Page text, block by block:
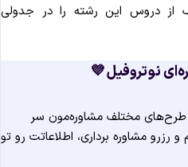
از دروس این رشته را در جدولی
نوتروفیل 💜
مختلف مشاوره‌مون سر
رزرو مشاوره برداری، اطلاعاتت رو تو